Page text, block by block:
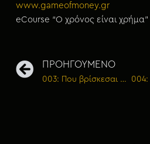
www.gameofmoney.gr
eCourse “Ο χρόνος είναι χρήμα”
ΠΡΟΗΓΟΥΜΕΝΟ
003: Που βρίσκεσαι οικονομικά σήμερα